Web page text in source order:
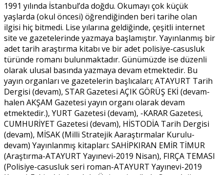
1991 yılında İstanbul’da doğdu. Okumayı çok küçük
yaşlarda (okul öncesi) öğrendiğinden beri tarihe olan
ilgisi hiç bitmedi. Lise yılarına geldiğinde, çeşitli internet
site ve gazetelerinde yazmaya başlamıştır. Yayınlanmış bir
adet tarih araştırma kitabı ve bir adet polisiye-casusluk
türünde romanı bulunmaktadır. Günümüzde ise düzenli
olarak ulusal basında yazmaya devam etmektedir. Bu
yayın organları ve gazetelerin başlıcaları; ATAYURT Tarih
Dergisi (devam), STAR Gazetesi AÇIK GÖRÜŞ EKİ (devam-
halen AKŞAM Gazetesi yayın organı olarak devam
etmektedir.), YURT Gazetesi (devam), -KARAR Gazetesi,
CUMHURİYET Gazetesi (devam), HİSTODİA Tarih Dergisi
(devam), MİSAK (Milli Stratejik Aaraştırmalar Kurulu-
devam) Yayınlanmış kitapları: SAHİPKIRAN EMİR TİMUR
(Araştırma-ATAYURT Yayınevi-2019 Nisan), FIRÇA TEMASI
(Polisiye-casusluk seri roman-ATAYURT Yayınevi-2019